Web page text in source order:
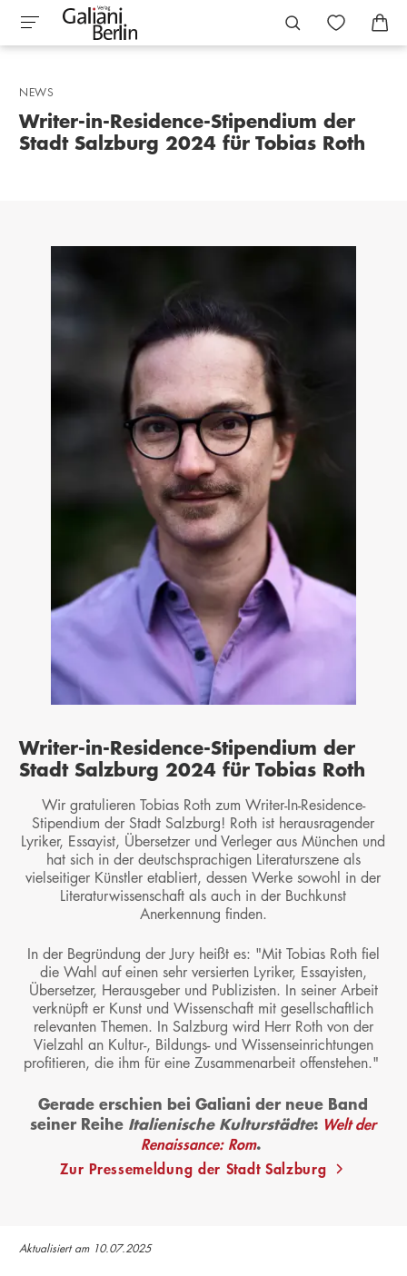
NEWS
Writer-in-Residence-Stipendium der
Stadt Salzburg 2024 für Tobias Roth
Writer-in-Residence-Stipendium der
Stadt Salzburg 2024 für Tobias Roth
Wir gratulieren Tobias Roth zum Writer-In-Residence-
Stipendium der Stadt Salzburg! Roth ist herausragender
Lyriker, Essayist, Übersetzer und Verleger aus München und
hat sich in der deutschsprachigen Literaturszene als
vielseitiger Künstler etabliert, dessen Werke sowohl in der
Literaturwissenschaft als auch in der Buchkunst
Anerkennung finden.
In der Begründung der Jury heißt es: "Mit Tobias Roth fiel
die Wahl auf einen sehr versierten Lyriker, Essayisten,
Übersetzer, Herausgeber und Publizisten. In seiner Arbeit
verknüpft er Kunst und Wissenschaft mit gesellschaftlich
relevanten Themen. In Salzburg wird Herr Roth von der
Vielzahl an Kultur-, Bildungs- und Wissenseinrichtungen
profitieren, die ihm für eine Zusammenarbeit offenstehen."
Gerade erschien bei Galiani der neue Band
seiner Reihe Italienische Kulturstädte: Welt der
Renaissance: Rom.
Zur Pressemeldung der Stadt Salzburg
Aktualisiert am 10.07.2025